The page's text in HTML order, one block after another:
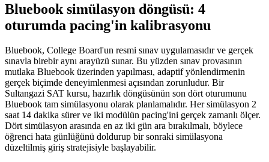
Bluebook simülasyon döngüsü: 4
oturumda pacing'in kalibrasyonu
Bluebook, College Board'un resmi sınav uygulamasıdır ve gerçek
sınavla birebir aynı arayüzü sunar. Bu yüzden sınav provasının
mutlaka Bluebook üzerinden yapılması, adaptif yönlendirmenin
gerçek biçimde deneyimlenmesi açısından zorunludur. Bir
Sultangazi SAT kursu, hazırlık döngüsünün son dört oturumunu
Bluebook tam simülasyonu olarak planlamalıdır. Her simülasyon 2
saat 14 dakika sürer ve iki modülün pacing'ini gerçek zamanlı ölçer.
Dört simülasyon arasında en az iki gün ara bırakılmalı, böylece
öğrenci hata günlüğünü doldurup bir sonraki simülasyona
düzeltilmiş giriş stratejisiyle başlayabilir.